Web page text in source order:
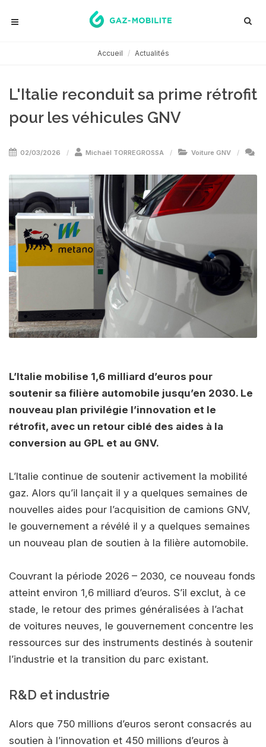
Accueil Actualités
L'Italie reconduit sa prime rétrofit
pour les véhicules GNV
02/03/2026 Michaël TORREGROSSA Voiture GNV
L’Italie mobilise 1,6 milliard d’euros pour
soutenir sa filière automobile jusqu’en 2030. Le
nouveau plan privilégie l’innovation et le
rétrofit, avec un retour ciblé des aides à la
conversion au GPL et au GNV.
L’Italie continue de soutenir activement la mobilité
gaz. Alors qu’il lançait il y a quelques semaines de
nouvelles aides pour l’acquisition de camions GNV,
le gouvernement a révélé il y a quelques semaines
un nouveau plan de soutien à la filière automobile.
Couvrant la période 2026 – 2030, ce nouveau fonds
atteint environ 1,6 milliard d’euros. S’il exclut, à ce
stade, le retour des primes généralisées à l’achat
de voitures neuves, le gouvernement concentre les
ressources sur des instruments destinés à soutenir
l’industrie et la transition du parc existant.
R&D et industrie
Alors que 750 millions d’euros seront consacrés au
soutien à l’innovation et 450 millions d’euros à